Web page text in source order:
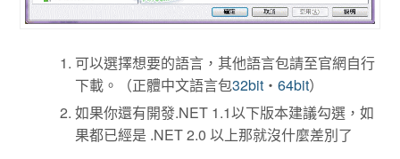
可以選擇想要的語言，其他語言包請至官網自行
下載。（正體中文語言包32bit ‧64bit）
如果你還有開發.NET 1.1以下版本建議勾選，如
果都已經是 .NET 2.0 以上那就沒什麼差別了